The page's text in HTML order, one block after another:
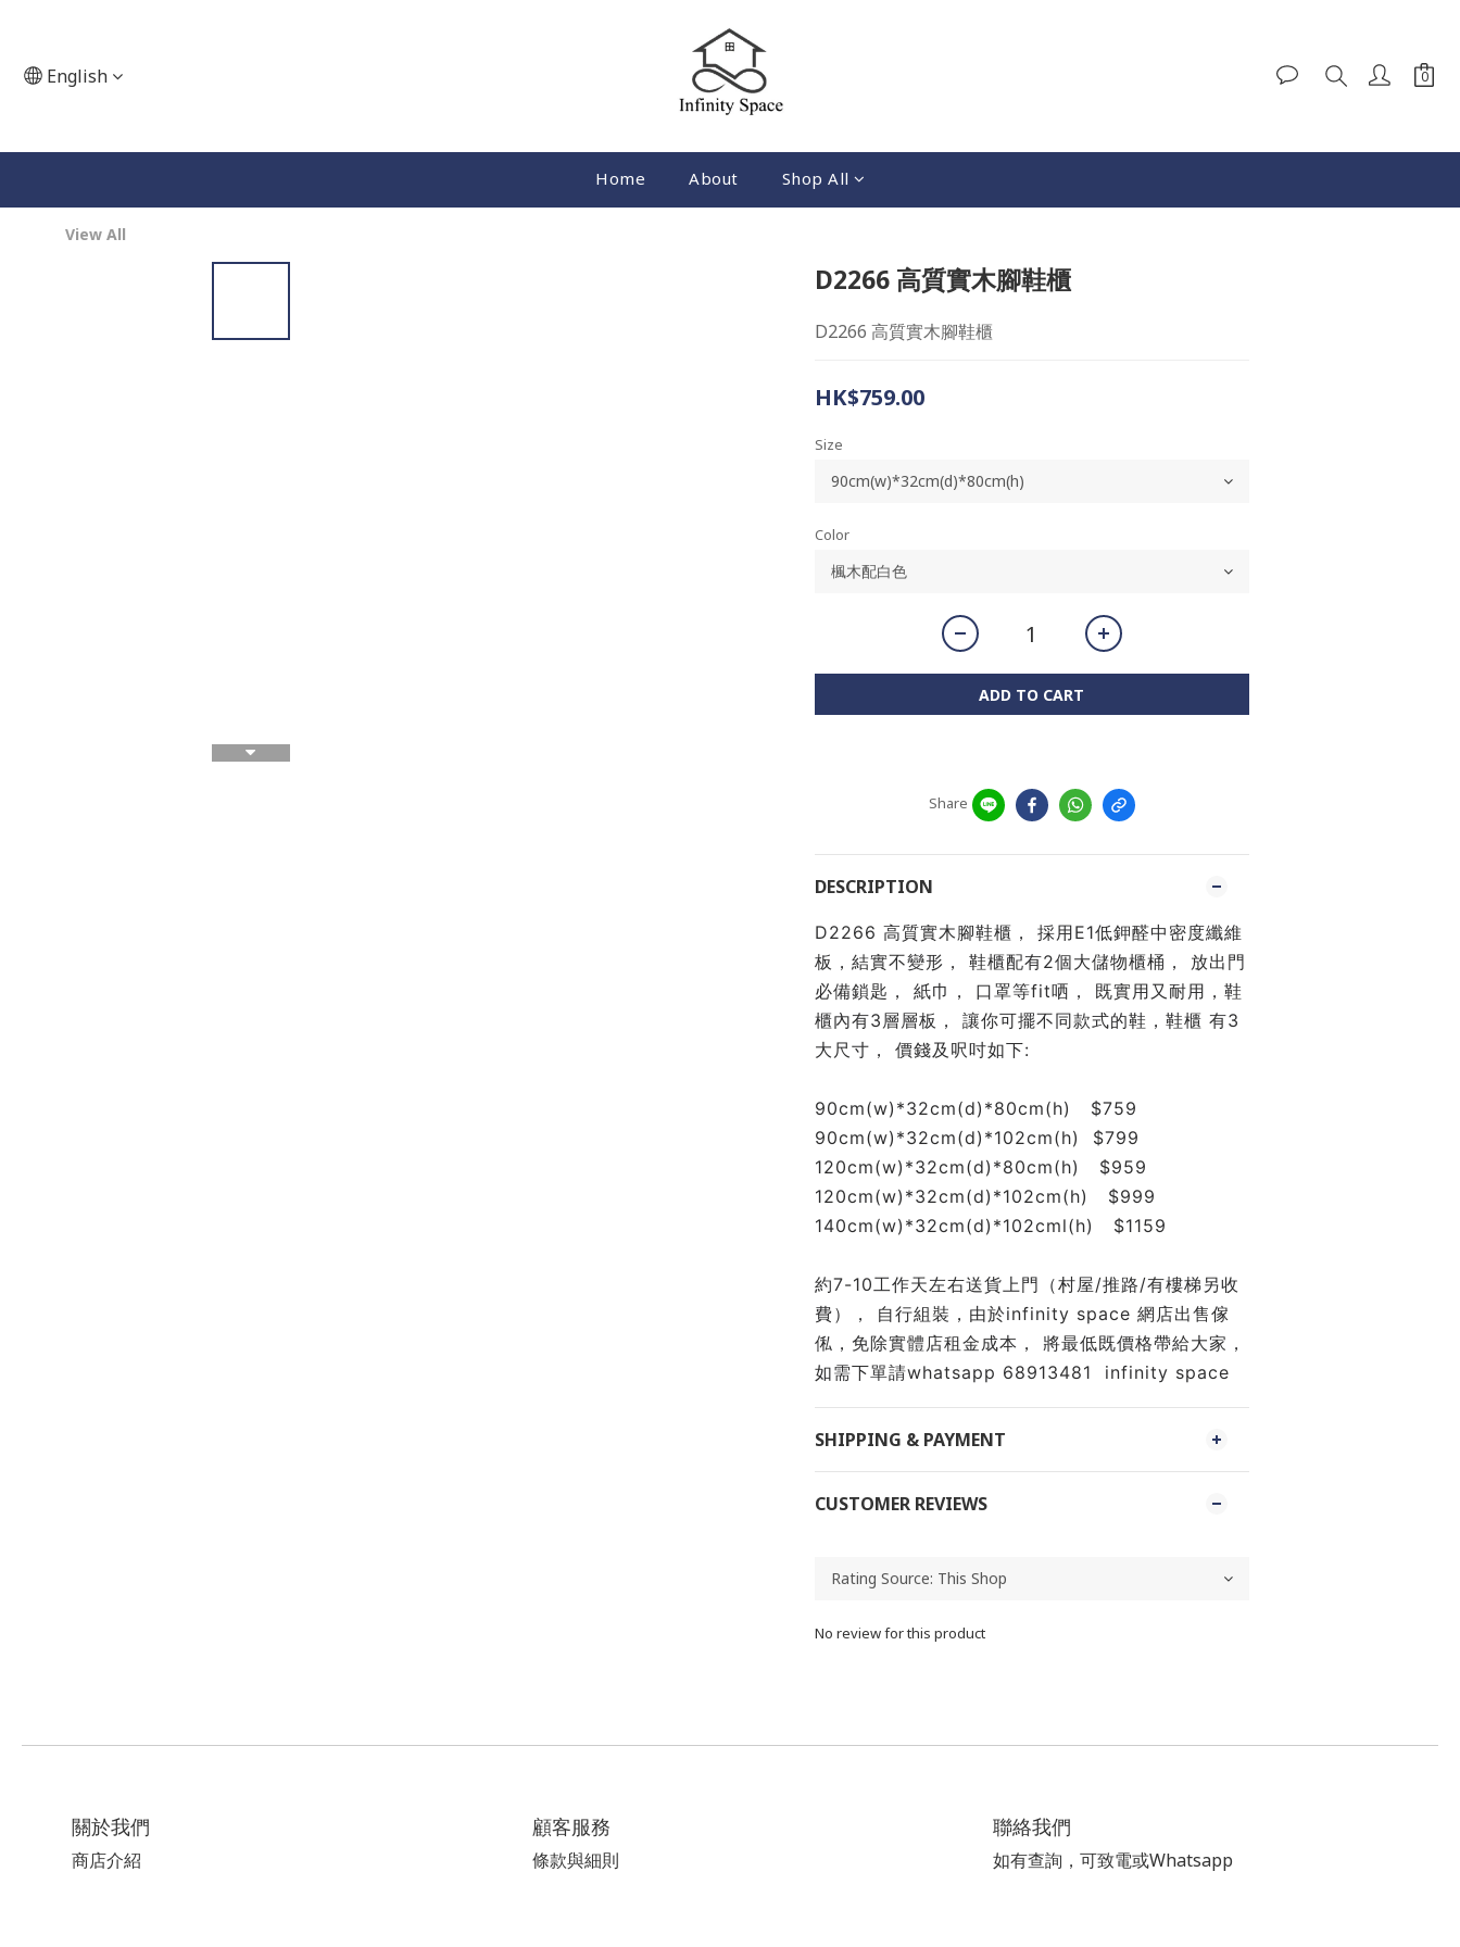
English
Home About Shop All
View All
D2266 高質實木腳鞋櫃
D2266 高質實木腳鞋櫃
HK$759.00
Size
Color
ADD TO CART
Share
DESCRIPTION
D2266 高質實木腳鞋櫃， 採用E1低鉀醛中密度纖維
板，結實不變形， 鞋櫃配有2個大儲物櫃桶， 放出門
必備鎖匙， 紙巾， 口罩等fit哂， 既實用又耐用，鞋
櫃內有3層層板， 讓你可擺不同款式的鞋，鞋櫃 有3
大尺寸， 價錢及呎吋如下:
90cm(w)*32cm(d)*80cm(h)   $759
90cm(w)*32cm(d)*102cm(h)  $799
120cm(w)*32cm(d)*80cm(h)   $959
120cm(w)*32cm(d)*102cm(h)   $999
140cm(w)*32cm(d)*102cml(h)   $1159
約7-10工作天左右送貨上門（村屋/推路/有樓梯另收
費）， 自行組裝，由於infinity space 網店出售傢
俬，免除實體店租金成本， 將最低既價格帶給大家，
如需下單請whatsapp 68913481  infinity space
SHIPPING & PAYMENT
CUSTOMER REVIEWS
No review for this product
關於我們
商店介紹
顧客服務
條款與細則
聯絡我們
如有查詢，可致電或Whatsapp